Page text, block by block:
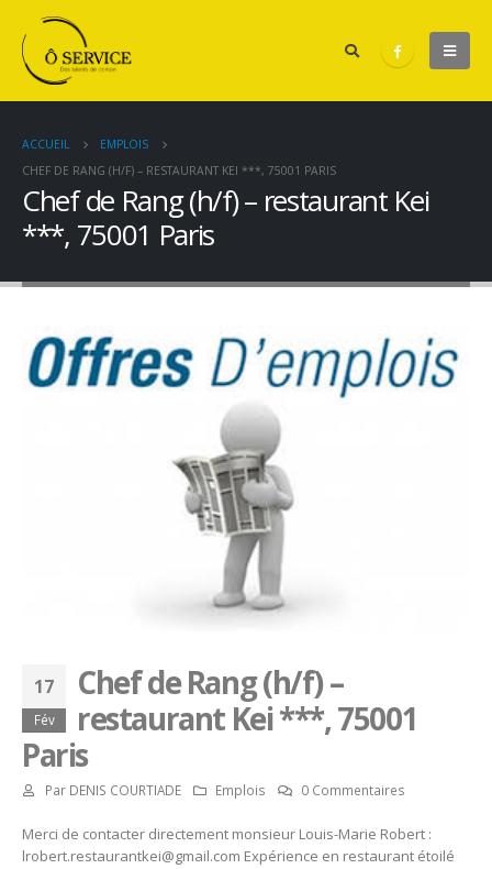
ACCUEIL
EMPLOIS
CHEF DE RANG (H/F) – RESTAURANT KEI ***, 75001 PARIS
Chef de Rang (h/f) – restaurant Kei
***, 75001 Paris
17
Fév
Chef de Rang (h/f) –
restaurant Kei ***, 75001
Paris
Par DENIS COURTIADE Emplois 0 Commentaires
Merci de contacter directement monsieur Louis-Marie Robert :
lrobert.restaurantkei@gmail.com Expérience en restaurant étoilé